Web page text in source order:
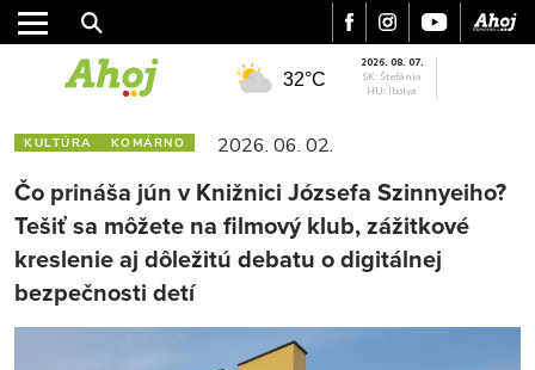
32°C
2026. 08. 07.
SK: Štefánia
HU: Ibolya
KULTÚRA KOMÁRNO 2026. 06. 02.
Čo prináša jún v Knižnici Józsefa Szinnyeiho?
Tešiť sa môžete na filmový klub, zážitkové
kreslenie aj dôležitú debatu o digitálnej
bezpečnosti detí